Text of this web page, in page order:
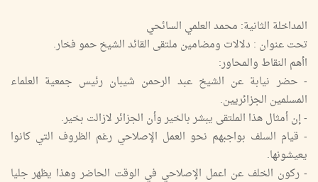
المداخلة الثانية: محمد العلمي السائحي
تحت عنوان : دلالات ومضامين ملتقى القائد الشيخ حمو فخار.
اأهم النقاط والمحاور:
- حضر نيابة عن الشيخ عبد الرحمن شيبان رئيس جمعية العلماء
المسلمين الجزائريين.
- إن أمثال هذا الملتقى يبشر بالخير وأن الجزائر لازالت بخير.
- قيام السلف بواجبهم نحو العمل الإصلاحي رغم الظروف التي كانوا
يعيشونها.
- ركون الخلف عن اعمل الإصلاحي في الوقت الحاضر وهذا يظهر جليا